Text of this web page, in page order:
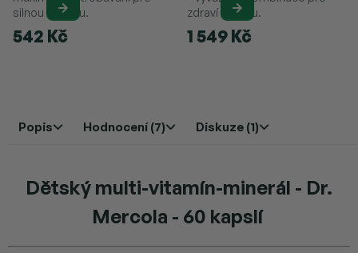
542 Kč
silnou imunitu.
1 549 Kč
zdraví a krásu.
Popis Hodnocení (7) Diskuze (1)
Dětský multi-vitamín-minerál - Dr.
Mercola - 60 kapslí